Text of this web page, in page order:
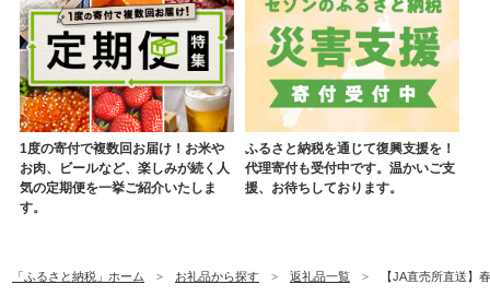
1度の寄付で複数回お届け！お米や
お肉、ビールなど、楽しみが続く人
気の定期便を一挙ご紹介いたしま
す。
ふるさと納税を通じて復興支援を！
代理寄付も受付中です。温かいご支
援、お待ちしております。
「ふるさと納税」ホーム お礼品から探す 返礼品一覧 【JA直売所直送】